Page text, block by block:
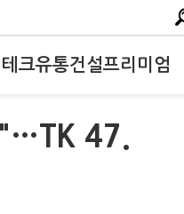
테크유통건설프리미엄
"…TK 47.